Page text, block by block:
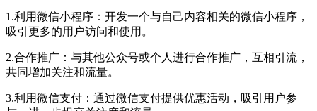
1.利用微信小程序：开发一个与自己内容相关的微信小程序，
吸引更多的用户访问和使用。
2.合作推广：与其他公众号或个人进行合作推广，互相引流，
共同增加关注和流量。
3.利用微信支付：通过微信支付提供优惠活动，吸引用户参